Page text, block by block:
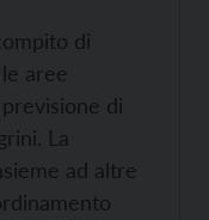
di
aree
di
La
ad altre